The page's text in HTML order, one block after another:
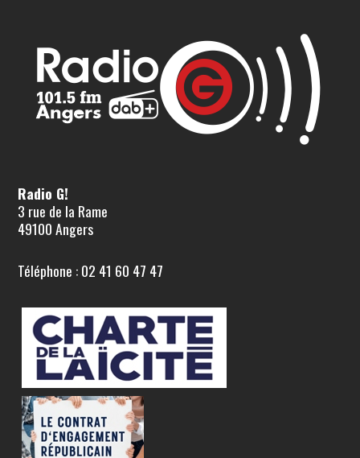
Radio G!
3 rue de la Rame
49100 Angers
Téléphone : 02 41 60 47 47